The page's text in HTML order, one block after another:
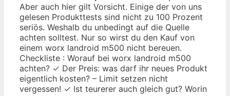
Aber auch hier gilt Vorsicht. Einige der von uns
gelesen Produkttests sind nicht zu 100 Prozent
seriös. Weshalb du unbedingt auf die Quelle
achten solltest. Nur so wirst du den Kauf von
einem worx landroid m500 nicht bereuen.
Checkliste : Worauf bei worx landroid m500
achten? ✓ Der Preis: was darf ihr neues Produkt
eigentlich kosten? – Limit setzen nicht
vergessen! ✓ Ist teurerer auch gleich gut? Worin